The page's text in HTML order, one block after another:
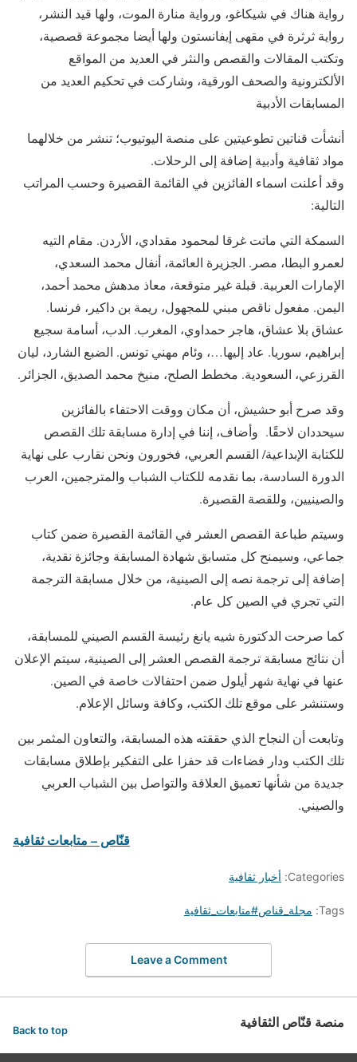
رواية هناك في شيكاغو، ورواية منارة الموت، ولها قيد النشر،
رواية ثرثرة في مقهى إيفانستون ولها أيضا مجموعة قصصية،
وتكتب المقالات والقصص والنثر في العديد من المواقع
الألكترونية والصحف الورقية، وشاركت في تحكيم العديد من
المسابقات الأدبية
أنشأت قناتين تطوعيتين على منصة اليوتيوب؛ تنشر من خلالهما
مواد ثقافية وأدبية إضافة إلى الرحلات.
وقد أعلنت اسماء الفائزين في القائمة القصيرة وحسب المراتب
التالية:
السمكة التي ماتت غرقا لمحمود مقدادي، الأردن. مقام التيه
لعمرو البطا، مصر. الجزيرة العائمة، أنفال محمد السعدي،
الإمارات العربية. قبلة غير متوقعة، معاذ مدهش محمد أحمد،
اليمن. مفعول ناقص مبني للمجهول، ريمة بن داكير، فرنسا.
عشاق بلا عشاق، هاجر حمداوي، المغرب. الدب، أسامة سجيع
إبراهيم، سوريا. عاد إليها…، وئام مهني تونس. الضبع الشارد، ليان
القرزعي، السعودية. مخطط الصلح، منيخ محمد الصديق، الجزائر.
وقد صرح أبو حشيش، أن مكان ووقت الاحتفاء بالفائزين
سيحددان لاحقًا. وأضاف، إننا في إدارة مسابقة تلك القصص
للكتابة الإبداعية/ القسم العربي، فخورون ونحن نقارب على نهاية
الدورة السادسة، بما نقدمه للكتاب الشباب والمترجمين، العرب
والصينيين، وللقصة القصيرة.
وسيتم طباعة القصص العشر في القائمة القصيرة ضمن كتاب
جماعي، وسيمنح كل متسابق شهادة المسابقة وجائزة نقدية،
إضافة إلى ترجمة نصه إلى الصينية، من خلال مسابقة الترجمة
التي تجري في الصين كل عام.
كما صرحت الدكتورة شيه يانغ رئيسة القسم الصيني للمسابقة،
أن نتائج مسابقة ترجمة القصص العشر إلى الصينية، سيتم الإعلان
عنها في نهاية شهر أيلول ضمن احتفالات خاصة في الصين.
وستنشر على موقع تلك الكتب، وكافة وسائل الإعلام.
وتابعت أن النجاح الذي حققته هذه المسابقة، والتعاون المثمر بين
تلك الكتب ودار فضاءات قد حفزا على التفكير بإطلاق مسابقات
جديدة من شأنها تعميق العلاقة والتواصل بين الشباب العربي
والصيني.
قنّاص – متابعات ثقافية
Categories: أخبار ثقافية
Tags: مجلة_قناص#متابعات_ثقافية
Leave a Comment
منصة قنّاص الثقافية Back to top